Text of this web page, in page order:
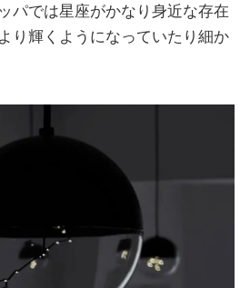
パでは星座がかなり身近な存在
り輝くようになっていたり細か